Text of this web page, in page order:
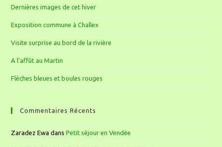
Dernières images de cet hiver
Exposition commune à Challex
Visite surprise au bord de la rivière
A l’affût au Martin
Flèches bleues et boules rouges
Commentaires Récents
Zaradez Ewa dansPetit séjour en Vendée